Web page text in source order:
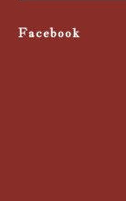
Facebook